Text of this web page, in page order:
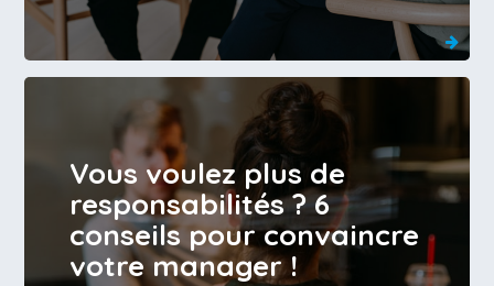
Vous voulez plus de
responsabilités ? 6
conseils pour convaincre
votre manager !